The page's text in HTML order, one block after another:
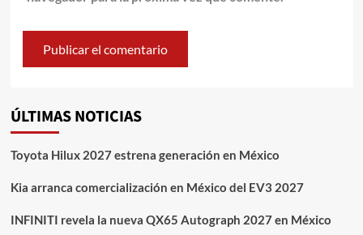
ÚLTIMAS NOTICIAS
Toyota Hilux 2027 estrena generación en México
Kia arranca comercialización en México del EV3 2027
INFINITI revela la nueva QX65 Autograph 2027 en México